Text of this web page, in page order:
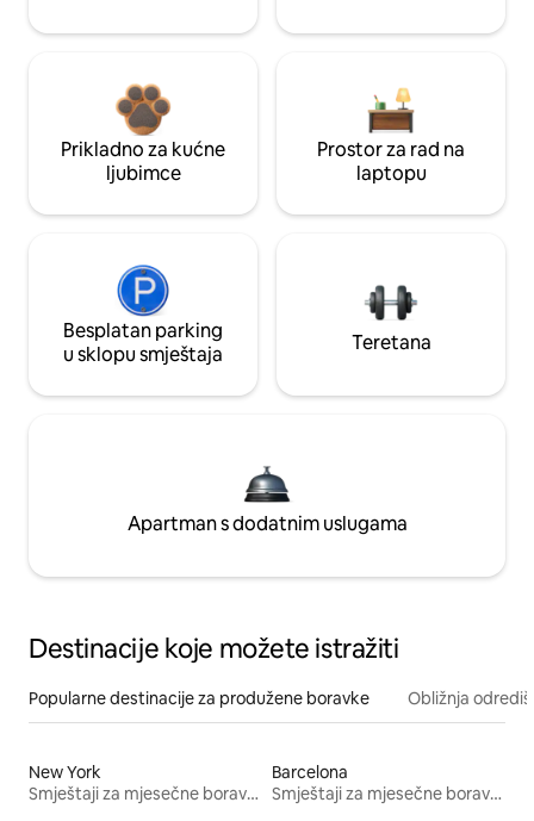
Prikladno za kućne
ljubimce
Prostor za rad na
laptopu
Besplatan parking
u sklopu smještaja
Teretana
Apartman s dodatnim uslugama
Destinacije koje možete istražiti
Popularne destinacije za produžene boravke Obližnja
New York
Smještaji za mjesečne boravke
Barcelona
Smještaji za mjesečne boravke